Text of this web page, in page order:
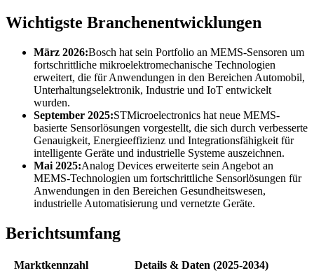
Wichtigste Branchenentwicklungen
März 2026:Bosch hat sein Portfolio an MEMS-Sensoren um
fortschrittliche mikroelektromechanische Technologien
erweitert, die für Anwendungen in den Bereichen Automobil,
Unterhaltungselektronik, Industrie und IoT entwickelt
wurden.
September 2025:STMicroelectronics hat neue MEMS-
basierte Sensorlösungen vorgestellt, die sich durch verbesserte
Genauigkeit, Energieeffizienz und Integrationsfähigkeit für
intelligente Geräte und industrielle Systeme auszeichnen.
Mai 2025:Analog Devices erweiterte sein Angebot an
MEMS-Technologien um fortschrittliche Sensorlösungen für
Anwendungen in den Bereichen Gesundheitswesen,
industrielle Automatisierung und vernetzte Geräte.
Berichtsumfang
Marktkennzahl
Details & Daten (2025-2034)